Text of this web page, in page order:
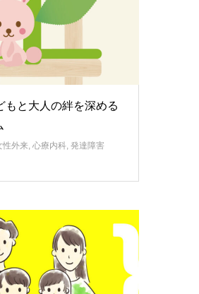
もと大人の絆を深める
性外来, 心療内科, 発達障害